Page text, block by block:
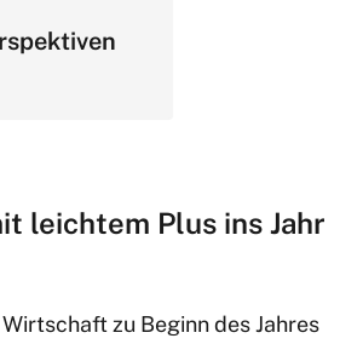
leichtem Plus ins Jahr
zu Beginn des Jahres